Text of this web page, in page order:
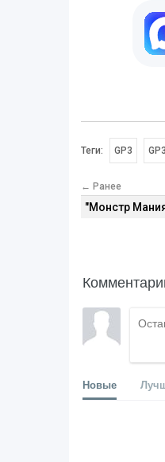
Теги: GP3 GP3
← Ранее
"Монстр
Новые